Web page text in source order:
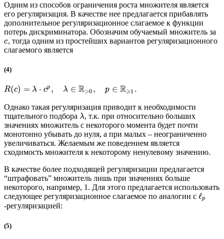
Одним из способов ограничения роста множителя является
его регуляризация. В качестве нее предлагается прибавлять
дополнительное регуляризационное слагаемое к функции
потерь дискриминатора. Обозначим обучаемый множитель за
c, тогда одним из простейших вариантов регуляризационного
слагаемого является
(4)
R(c) = λ ⋅ cp , λ ∈ R>0 , p ∈ R⩾1 .
Однако такая регуляризация приводит к необходимости
тщательного подбора λ, т.к. при относительно больших
значениях множитель с некоторого момента будет почти
монотонно убывать до нуля, а при малых – неограниченно
увеличиваться. Желаемым же поведением является
сходимость множителя к некоторому ненулевому значению.
В качестве более подходящей регуляризации предлагается
“штрафовать” множитель лишь при значениях больше
некоторого, например, 1. Для этого предлагается использовать
следующее регуляризационное слагаемое по аналогии с ℓp
-регуляризацией:
(5)